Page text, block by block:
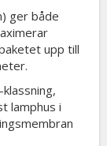
ger både
upp till
lamphus i